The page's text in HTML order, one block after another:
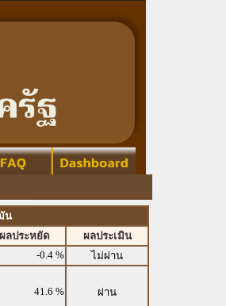
น
ผลประหยัด
ผลประเมิน
-0.4 %
ไม่ผ่าน
41.6 % ผ่าน